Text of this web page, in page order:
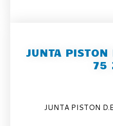
JUNTA
75
JUNTA PISTON